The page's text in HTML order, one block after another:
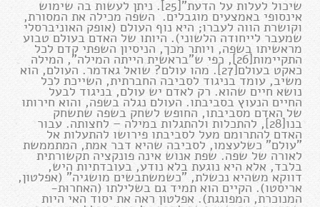
שיכול לעלות על הדעת"[25]. ניתן לעשות בה שימוש
אינסופי באמצעים מוגבלים. השפה מכילה את המסורת,
וקושרת הווה לעברו; היא נוף העולם (אופק האוניברסלי
שמעבר לייחודה הלשוני). היותו של האדם בעולם טבוע
מראשיתו בשפה, ויותר מכך, הניסיון השפתי קדם לכל
התקיימות[26], כפי ש"בראשית הייתה המילה", המילה
כאקט בעולם[27]. מהו עולם? שואל גאדמר. העולם, הוא
משיב, עומד בניגוד לסביבה החברתית, השייכת לכל
נושא חיים שהוא. רק לאדם יש עולם, בניגוד לבעל
החיים הנעוץ בסביבתו. העולם נגלה בשפה, והוא חירותו
של האדם מסביבתו, החופש לשחק בשפה שתשחק
בנו[28], להתכלות ולהתגלות במילה – לחצותה. עבור
האדם להתרומם מעל לסביבתו פירושו להתעלות אל
"עולם" כשלעצמו, לסביבה שהיא דבר אמת, המתממשת
לאורה של שפה. שפת אנוש אינה פונקציה תקשורתית
בלבד, אלא היא נוגעת בלא נודע, בעובדתיות היש,
דווקא משהיא נכשלת, "כשמשתבשים מושגיה" (אפלטון,
אריסטו). הקיים הוא תמיד גם בשלילתו (האחרוּת-
המנוכרת, המפוגגת). אפלטון ראה את יסוד האי היות